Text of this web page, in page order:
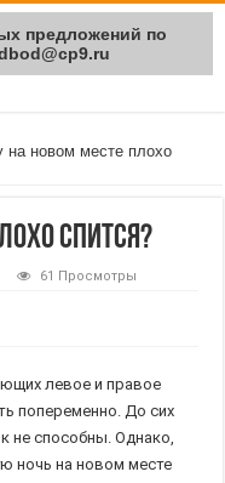
на новом месте плохо
спится?
61 Просмотры
левое и правое
попеременно. До сих
не способны. Однако,
ночь на новом месте
предложений по